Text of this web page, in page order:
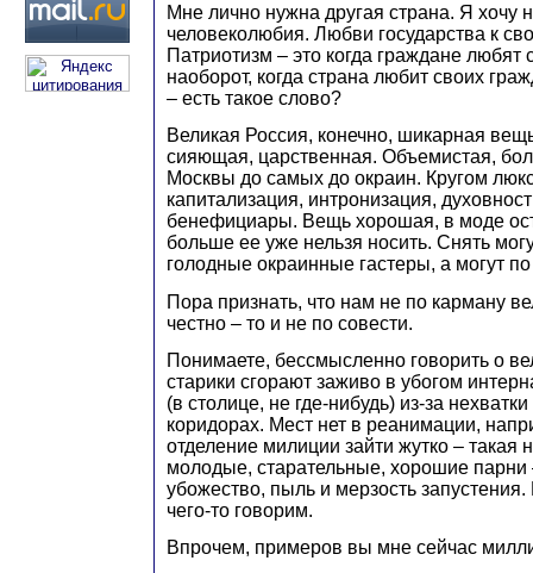
Мне лично нужна другая страна. Я хочу
человеколюбия. Любви государства к
Патриотизм – это когда граждане любят
наоборот, когда страна любит своих
– есть такое слово?
Великая Россия, конечно, шикарная
сияющая, царственная. Объемистая,
Москвы до самых до окраин. Кругом
капитализация, интронизация,
бенефициары. Вещь хорошая, в моде
больше ее уже нельзя носить. Снять
голодные окраинные гастеры, а могут
Пора признать, что нам не по карману
честно – то и не по совести.
Понимаете, бессмысленно говорить о
старики сгорают заживо в убогом
(в столице, не где-нибудь) из-за
коридорах. Мест нет в реанимации,
отделение милиции зайти жутко – такая
молодые, старательные, хорошие парни
убожество, пыль и мерзость
чего-то говорим.
Впрочем, примеров вы мне сейчас